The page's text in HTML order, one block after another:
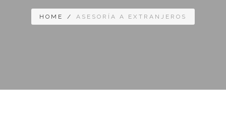
HOME / ASESORÍA A EXTRANJEROS